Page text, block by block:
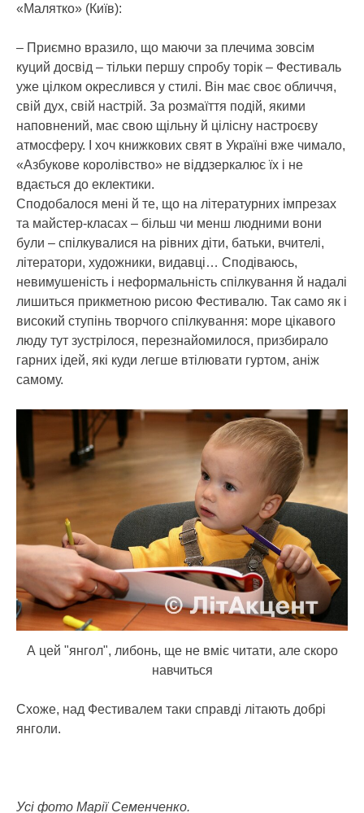
«Малятко» (Київ):
– Приємно вразило, що маючи за плечима зовсім
куций досвід – тільки першу спробу торік – Фестиваль
уже цілком окреслився у стилі. Він має своє обличчя,
свій дух, свій настрій. За розмаїття подій, якими
наповнений, має свою щільну й цілісну настроєву
атмосферу. І хоч книжкових свят в Україні вже чимало,
«Азбукове королівство» не віддзеркалює їх і не
вдається до еклектики.
Сподобалося мені й те, що на літературних імпрезах
та майстер-класах – більш чи менш людними вони
були – спілкувалися на рівних діти, батьки, вчителі,
літератори, художники, видавці… Сподіваюсь,
невимушеність і неформальність спілкування й надалі
лишиться прикметною рисою Фестивалю. Так само як і
високий ступінь творчого спілкування: море цікавого
люду тут зустрілося, перезнайомилося, призбирало
гарних ідей, які куди легше втілювати гуртом, аніж
самому.
А цей "янгол", либонь, ще не вміє читати, але скоро
навчиться
Схоже, над Фестивалем таки справді літають добрі
янголи.
Усі фото Марії Семенченко.